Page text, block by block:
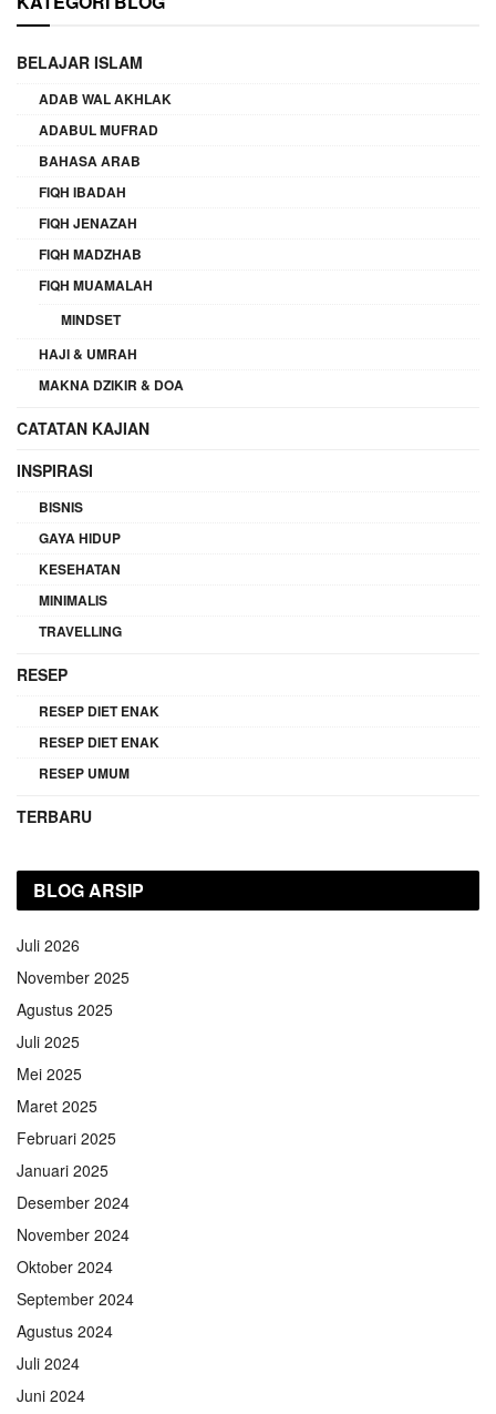
BELAJAR ISLAM
ADAB WAL AKHLAK
ADABUL MUFRAD
BAHASA ARAB
FIQH IBADAH
FIQH JENAZAH
FIQH MADZHAB
FIQH MUAMALAH
MINDSET
HAJI & UMRAH
MAKNA DZIKIR & DOA
CATATAN KAJIAN
INSPIRASI
BISNIS
GAYA HIDUP
KESEHATAN
MINIMALIS
TRAVELLING
RESEP
RESEP DIET ENAK
RESEP DIET ENAK
RESEP UMUM
TERBARU
BLOG ARSIP
Juli 2026
November 2025
Agustus 2025
Juli 2025
Mei 2025
Maret 2025
Februari 2025
Januari 2025
Desember 2024
November 2024
Oktober 2024
September 2024
Agustus 2024
Juli 2024
Juni 2024